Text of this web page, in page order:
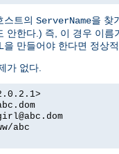
스트의 ServerName을 찾
안한다.) 즉, 이 경우 이
만들어야 한다면 정상
가 없다.
abc